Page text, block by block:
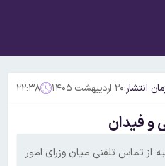
انتشار:۲۰ اردیبهشت ۱۴۰۵ ۲۲:۳۸
و فیدان
از تماس تلفنی میان وزرای امور